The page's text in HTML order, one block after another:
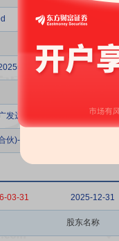
年员工持股计划
发远见智选混合型证券投资基
伙)-珏朔惊帆多策略一号私募证
03-31 2025-12-31
股东名称